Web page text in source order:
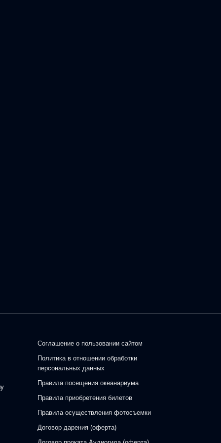
Соглашение о пользовании сайтом
Политика в отношении обработки
персональных данных
Правила посещения океанариума
Правила приобретения билетов
Правила осуществления фотосъемки
Договор дарения (оферта)